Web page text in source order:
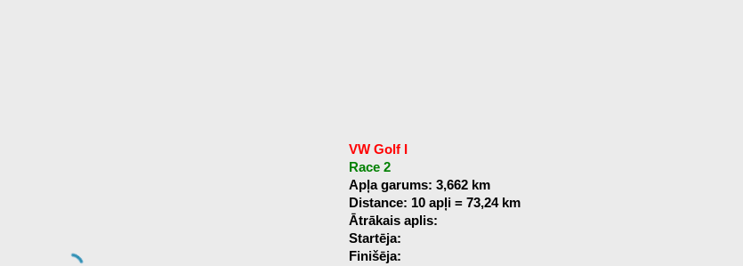
VW Golf I
Race 2
Apļa garums: 3,662 km
Distance: 10 apļi = 73,24 km
Ātrākais aplis:
Startēja:
Finišēja: